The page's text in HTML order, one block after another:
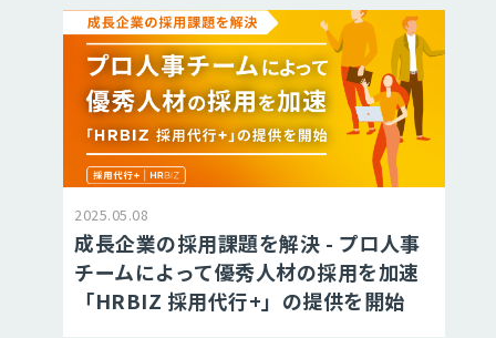
2025.05.08
成長企業の採用課題を解決 - プロ人事
チームによって優秀人材の採用を加速
「HRBIZ 採用代行+」の提供を開始